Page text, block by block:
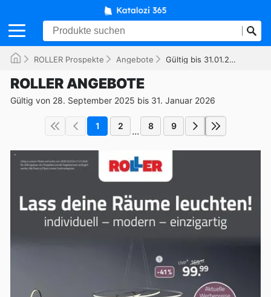
ROLLER Prospekte Angebote Gültig bis 31.01.2026
ROLLER ANGEBOTE
Gültig von 28. September 2025 bis 31. Januar 2026
1 2 ... 8 9